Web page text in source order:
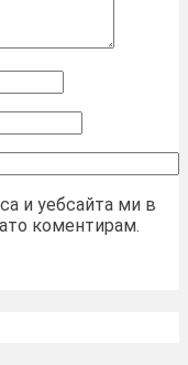
и уебсайта ми в
коментирам.